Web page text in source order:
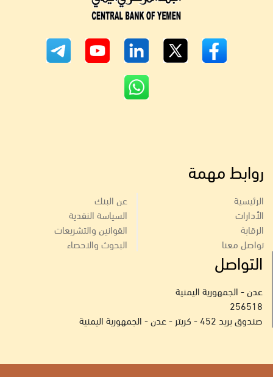
روابط مهمة
الرئيسية
الأدارات
الرقابة
تواصل معنا
عن البنك
السياسة النقدية
القوانين والتشريعات
البحوث والاحصاء
التواصل
عدن - الجمهورية اليمنية
256518
صندوق بريد 452 - كريتر - عدن - الجمهورية اليمنية